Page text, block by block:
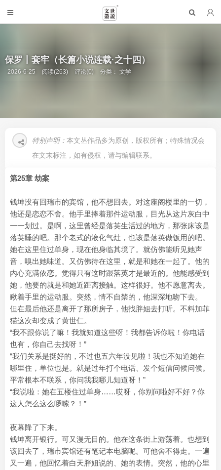
保罗丨套牢（长篇小说连载·之十四）
2026-6-25 阅读(263) 评论(0) 分类：文学
特别声明： 本文丛作品多为原创，版权所有；特殊情况会
在文末标注，如有侵权，请与编辑联系。
第25章 劫案
钱坤没有回瑞市的宾馆，他不想回去。对这座阁楼里的一切，
他还是恋恋不舍。他手里捧着那件运动服，目光从这片灰白中
一一划过。是啊，这里曾经是落英生活过的地方，那张床该是
落英睡的吧。那个老式的液化气灶，也该是落英做饭用的吧。
她在这里住过单身，现在他身临其境了。就仿佛能听见她声
音，嗅出她味道。又仿佛待在这里，就是和她在一起了。他的
内心充满依恋。觉得只有这时跟落英才是最近的。他能感受到
她，他要的就是和她近距离接触。这样很好。他不愿意离去。
瞅着手里的运动服。突然，情不自禁的，他深深地吻下去。
但在最后他还是离开了那所房子，他找胖姐去打听。不料加菲
猫这次却变成了黄世仁。
“我不跟你说了嘛！我就知道这些呀！我都告诉你啦！你电话
也有，你自己去找呀！”
“我们关系是挺好的，不过也五六年没见啦！我也不知道她在
哪里住，单位也是。就是过年打个电话、发个短信问候问候。
平常根本不联系，你问我我哪儿知道呀！”
“我说啦：她在五楼住过单身……哎呀，你别问啦好不好？你
这人怎么这么啰嗦？！”
夜幕降了下来。
钱坤离开银行。可又漫无目的。他在这条街上游荡着。也想到
该回去了，瑞市宾馆还有笔记本电脑呢。可他舍不得走。一遍
又一遍，他回忆着白天胖姐说的、她的表情。突然，他的心里